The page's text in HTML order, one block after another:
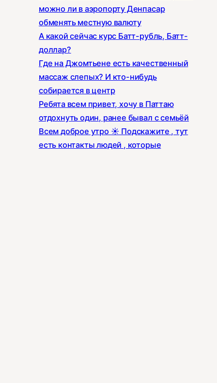
можно ли в аэропорту Денпасар
обменять местную валюту
А какой сейчас курс Батт-рубль, Батт-
доллар?
Где на Джомтьене есть качественный
массаж слепых? И кто-нибудь
собирается в центр
Ребята всем привет, хочу в Паттаю
отдохнуть один, ранее бывал с семьёй
Всем доброе утро ☀️ Подскажите , тут
есть контакты людей , которые